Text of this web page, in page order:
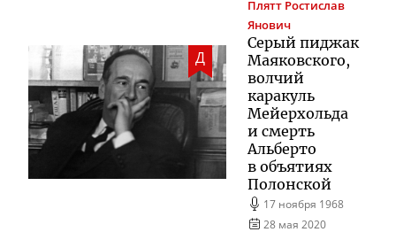
Д
Плятт Ростислав
Янович
Серый пиджак
Маяковского,
волчий
каракуль
Мейерхольда
и смерть
Альберто
в объятиях
Полонской
17 ноября 1968
28 мая 2020